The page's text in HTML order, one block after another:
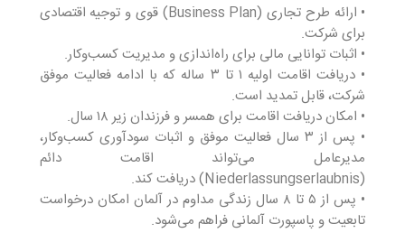
• ارائه طرح تجاری (Business Plan) قوی و توجیه اقتصادی
برای شرکت.
• اثبات توانایی مالی برای راه‌اندازی و مدیریت کسب‌وکار.
• دریافت اقامت اولیه ۱ تا ۳ ساله که با ادامه فعالیت موفق
شرکت، قابل تمدید است.
• امکان دریافت اقامت برای همسر و فرزندان زیر ۱۸ سال.
• پس از ۳ سال فعالیت موفق و اثبات سودآوری کسب‌وکار،
مدیرعامل می‌تواند اقامت دائم
(Niederlassungserlaubnis) دریافت کند.
• پس از ۵ تا ۸ سال زندگی مداوم در آلمان امکان درخواست
تابعیت و پاسپورت آلمانی فراهم می‌شود.